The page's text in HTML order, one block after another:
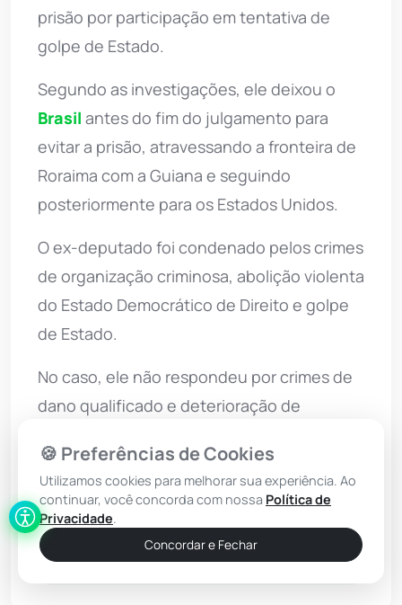
prisão por participação em tentativa de
golpe de Estado.
Segundo as investigações, ele deixou o
Brasil antes do fim do julgamento para
evitar a prisão, atravessando a fronteira de
Roraima com a Guiana e seguindo
posteriormente para os Estados Unidos.
O ex-deputado foi condenado pelos crimes
de organização criminosa, abolição violenta
do Estado Democrático de Direito e golpe
de Estado.
No caso, ele não respondeu por crimes de
dano qualificado e deterioração de
final.
🍪 Preferências de Cookies
Utilizamos cookies para melhorar sua experiência. Ao
continuar, você concorda com nossa Política de
Privacidade.
Concordar e Fechar